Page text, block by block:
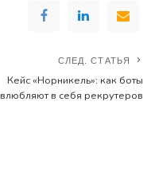
СЛЕД. СТАТЬЯ
Кейс «Норникель»: как боты
влюбляют в себя рекрутеров